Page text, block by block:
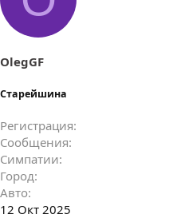
OlegGF
Старейшина
Регистрация
Сообщения
Симпатии
Город
Авто
12 Окт 2025